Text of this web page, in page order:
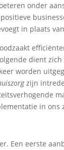
onder
in plaats
dient
worden
zijn
in ons
Een eerste